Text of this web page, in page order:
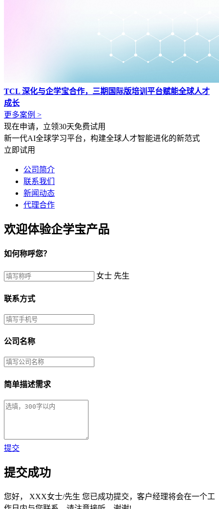
TCL 深化与企学宝合作，三期国际版培训平台赋能全球人才
成长
更多案例 >
现在申请，立领30天免费试用
新一代AI全球学习平台，构建全球人才智能进化的新范式
立即试用
公司简介
联系我们
新闻动态
代理合作
欢迎体验企学宝产品
如何称呼您？
女士 先生
联系方式
公司名称
简单描述需求
提交
提交成功
您好， XXX女士/先生 您已成功提交，客户经理将会在一个工